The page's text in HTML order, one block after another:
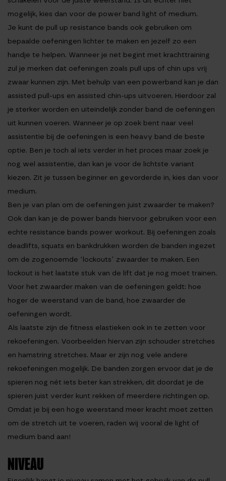
mogelijk, kies dan voor de power band light of medium.
Je kunt de pull up resistance bands ook gebruiken om
bepaalde oefeningen lichter te maken en jezelf zo een
handje te helpen. Wanneer je net begint met krachttraining
zul je merken dat oefeningen zoals pull ups of chin ups vrij
zwaar kunnen zijn. Met behulp van een powerband kan je dan
assisted pull-ups en assisted chin-ups uitvoeren. Hierdoor zal
je sterker worden en uiteindelijk zonder band de oefeningen
uit kunnen voeren. Wanneer je op zoek bent naar veel
assistentie bij de oefeningen is een heavy band de beste
optie. Ben je toch al iets verder in het proces maar zoek je
nog wel assistentie, dan kan je voor de lichtste variant
kiezen. Zit je tussen beginner en gevorderde in, kies dan voor
medium.
Ben je van plan om de oefeningen juist zwaarder te maken?
Ook dan kan je de power bands hiervoor gebruiken voor een
echte resistance bands power workout. Bij oefeningen zoals
deadlifts, squats en bankdrukken worden de banden ingezet
om de zogenoemde ‘lockouts’ zwaarder te maken. Een
lockout is het laatste stuk van de lift dat je nog moet trainen.
Voor het zwaarder maken van de oefeningen geldt: hoe
hoger de weerstand van de band, hoe zwaarder de
oefeningen wordt.
Als laatste zijn de fitness elastieken ook in te zetten voor
rekoefeningen. Voorbeelden hiervan zijn schouder stretches
en hamstring stretches. Maar er zijn nog vele andere
rekoefeningen mogelijk. De banden zorgen ervoor dat je de
spieren nog nét iets beter kan strekken, dit doordat je de
spieren juist verder kunt rekken of meerdere richtingen op.
Omdat je bij een hoge weerstand meer kracht moet zetten
om de stretch uit te voeren, raden wij vooral de light of
medium band aan!
NIVEAU